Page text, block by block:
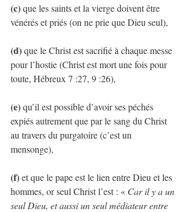
(c) que les saints et la vierge doivent être
vénérés et priés (on ne prie que Dieu seul),
(d) que le Christ est sacrifié à chaque messe
pour l’hostie (Christ est mort une fois pour
toute, Hébreux 7 :27, 9 :26),
(e) qu’il est possible d’avoir ses péchés
expiés autrement que par le sang du Christ
au travers du purgatoire (c’est un
mensonge),
(f) et que le pape est le lien entre Dieu et les
hommes, or seul Christ l’est : « Car il y a un
seul Dieu, et aussi un seul médiateur entre